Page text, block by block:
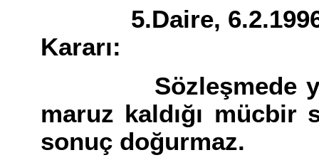
5.Daire, 6.2.1996
Kararı:
Sözleşmede yer
maruz kaldığı
sonuç doğurmaz.